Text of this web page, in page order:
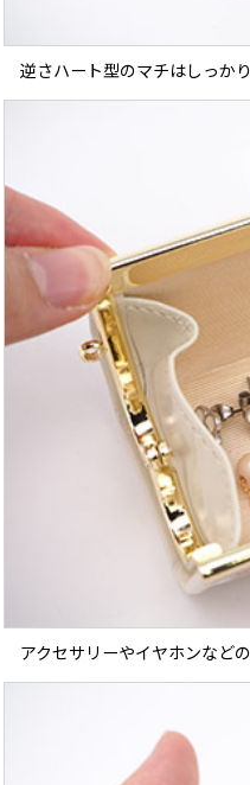
逆さハート型のマチはしっか
アクセサリーやイヤホンなど